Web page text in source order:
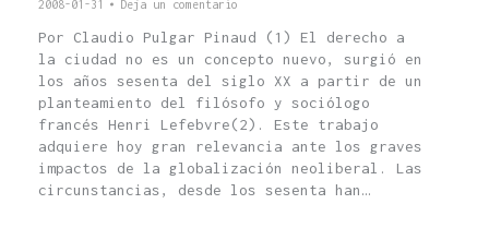
2008-01-31
Deja un comentario
Por Claudio Pulgar Pinaud (1) El derecho a
la ciudad no es un concepto nuevo, surgió en
los años sesenta del siglo XX a partir de un
planteamiento del filósofo y sociólogo
francés Henri Lefebvre(2). Este trabajo
adquiere hoy gran relevancia ante los graves
impactos de la globalización neoliberal. Las
circunstancias, desde los sesenta han…